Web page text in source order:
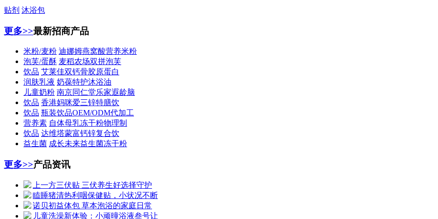
贴剂 沐浴包
更多>>最新招商产品
米粉/麦粉 迪娜姆燕窝酸营养米粉
泡芙/蛋酥 麦稻农场双拼泡芙
饮品 艾莱佳双钙骨胶原蛋白
润肤乳液 奶葆特护沐浴油
儿童奶粉 南京同仁堂乐家遐龄脑
饮品 香港妈咪爱三锌特膳饮
饮品 瓶装饮品OEM/ODM代加工
营养素 自体母乳冻干粉物理制
饮品 达维塔蒙富钙锌复合饮
益生菌 成长未来益生菌冻干粉
更多>>产品资讯
上一方三伏贴 三伏养生好选择守护
瞌睡猪清热利咽保健贴，小状况不断
诺贝初益体包 草本泡浴的家庭日常
儿童洗澡新体验：小顽曈浴液叁号让